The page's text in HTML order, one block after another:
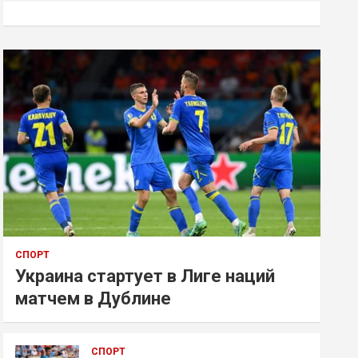
СПОРТ
Украина стартует в Лиге наций
матчем в Дублине
СПОРТ